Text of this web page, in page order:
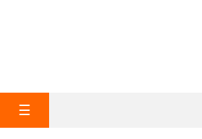
navigazione
☰